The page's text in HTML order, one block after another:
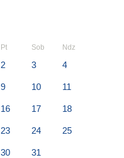
Pt Sob Ndz
2 3 4
9 10 11
16 17 18
23 24 25
30 31